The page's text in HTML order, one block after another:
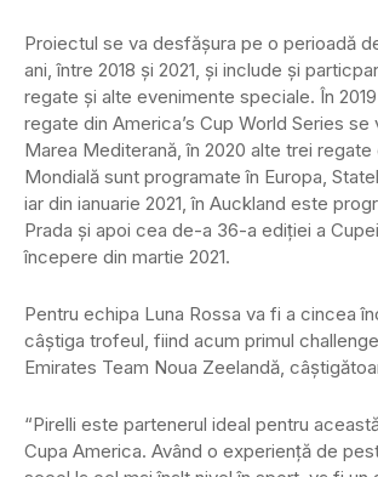
Proiectul se va desfășura pe o perioadă
ani, între 2018 și 2021, și include și
regate și alte evenimente speciale. În
regate din America’s Cup World Series se
Marea Mediterană, în 2020 alte trei regate
Mondială sunt programate în Europa,
iar din ianuarie 2021, în Auckland este
Prada și apoi cea de-a 36-a ediției a
începere din martie 2021.
Pentru echipa Luna Rossa va fi a cincea
câștiga trofeul, fiind acum primul
Emirates Team Noua Zeelandă,
“Pirelli este partenerul ideal pentru
Cupa America. Având o experiență de